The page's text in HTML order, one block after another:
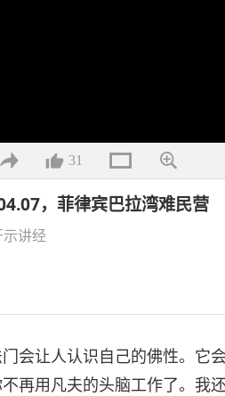
31
，菲律宾巴拉湾难民营
讲经
会让人认识自己的佛性。它
再用凡夫的头脑工作了。我